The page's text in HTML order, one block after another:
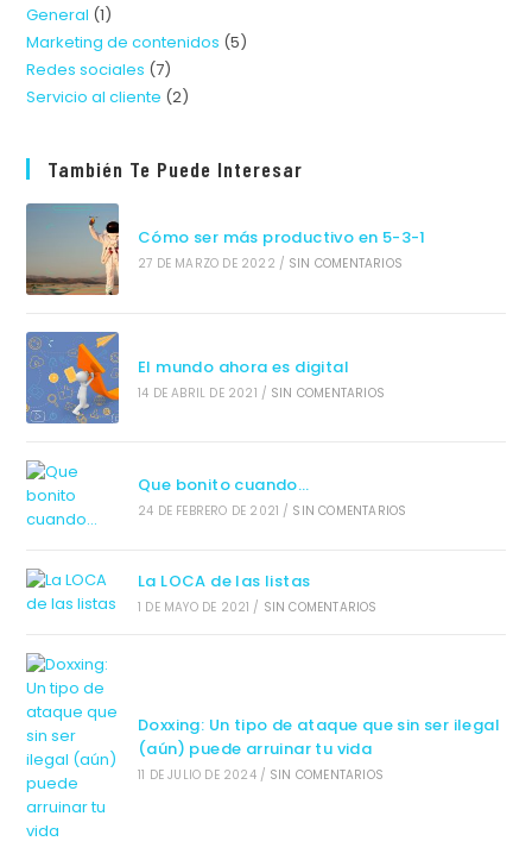
General (1)
Marketing de contenidos (5)
Redes sociales (7)
Servicio al cliente (2)
También Te Puede Interesar
Cómo ser más productivo en 5-3-1
27 DE MARZO DE 2022 / SIN COMENTARIOS
El mundo ahora es digital
14 DE ABRIL DE 2021 / SIN COMENTARIOS
Que bonito cuando…
24 DE FEBRERO DE 2021 / SIN COMENTARIOS
La LOCA de las listas
1 DE MAYO DE 2021 / SIN COMENTARIOS
Doxxing: Un tipo de ataque que sin ser ilegal
(aún) puede arruinar tu vida
11 DE JULIO DE 2024 / SIN COMENTARIOS